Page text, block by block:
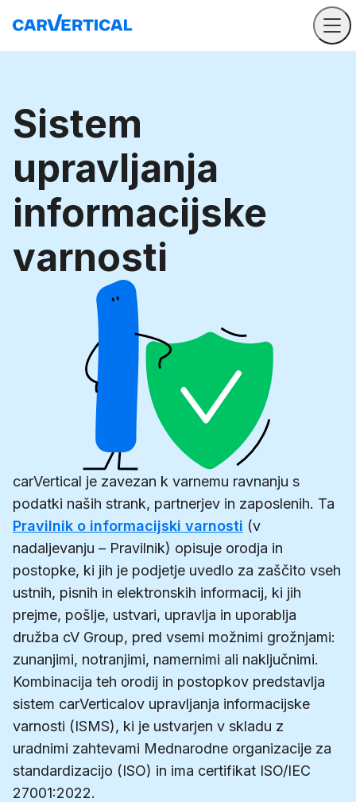
Sistem
upravljanja
informacijske
varnosti
carVertical je zavezan k varnemu ravnanju s
podatki naših strank, partnerjev in zaposlenih. Ta
Pravilnik o informacijski varnosti (v
nadaljevanju – Pravilnik) opisuje orodja in
postopke, ki jih je podjetje uvedlo za zaščito vseh
ustnih, pisnih in elektronskih informacij, ki jih
prejme, pošlje, ustvari, upravlja in uporablja
družba cV Group, pred vsemi možnimi grožnjami:
zunanjimi, notranjimi, namernimi ali naključnimi.
Kombinacija teh orodij in postopkov predstavlja
sistem carVerticalov upravljanja informacijske
varnosti (ISMS), ki je ustvarjen v skladu z
uradnimi zahtevami Mednarodne organizacije za
standardizacijo (ISO) in ima certifikat ISO/IEC
27001:2022.